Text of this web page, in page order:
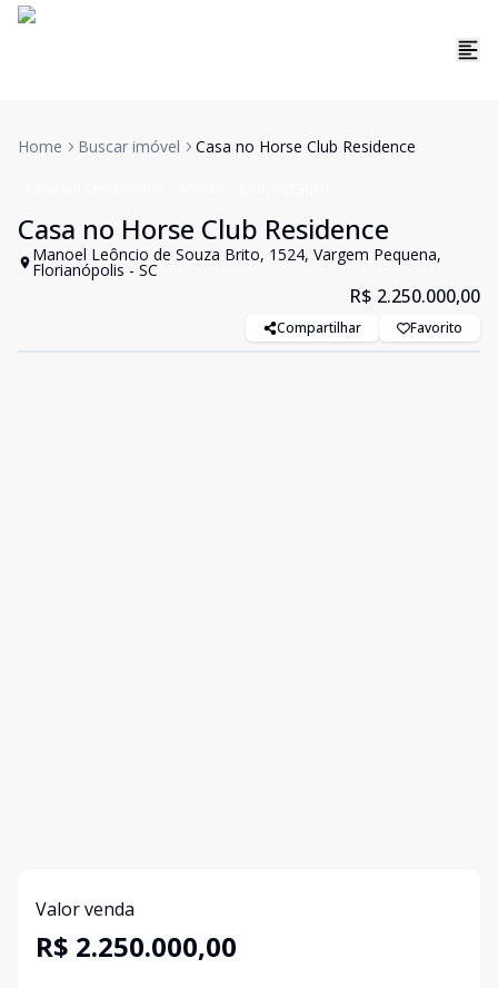
Home Buscar imóvel Casa no Horse Club Residence
Casa no Horse Club Residence
Manoel Leôncio de Souza Brito, 1524, Vargem Pequena,
Florianópolis - SC
R$ 2.250.000,00
Compartilhar Favorito
Valor venda
R$ 2.250.000,00